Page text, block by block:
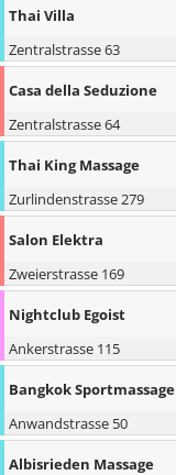
Thai Villa
Zentralstrasse 63
Casa della Seduzione
Zentralstrasse 64
Thai King Massage
Zurlindenstrasse 279
Salon Elektra
Zweierstrasse 169
Nightclub Egoist
Ankerstrasse 115
Bangkok Sportmassage
Anwandstrasse 50
Albisrieden Massage